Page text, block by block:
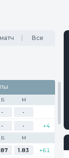
Все
Б М
-
-
- - +4
Б М
1.83
+61